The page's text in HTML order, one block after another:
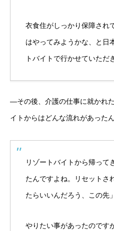
衣食住がしっかり保障され
はやってみようかな、と日
トバイトで行かせていただ
―その後、介護の仕事に就かれ
イトからはどんな流れがあった
リゾートバイトから帰って
たんですよね。リセットさ
たらいいんだろう、この先
やりたい事があったのです